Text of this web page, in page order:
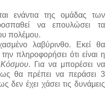
ενάντια της ομάδας των
να επουλώσει τα
πολέμου.
λαβύρινθο. Εκεί θα
πληροφορήσει ότι είναι η
. Για να μπορέσει να
θα πρέπει να περάσει 3
δεν έχει χάσει τις δυνάμεις